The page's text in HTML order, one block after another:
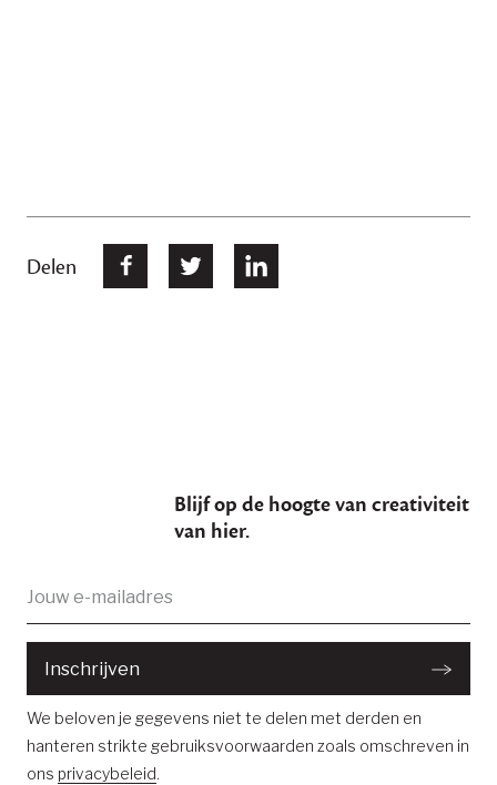
Delen
Blijf op de hoogte van creativiteit
van hier.
Je bent succesvol ingeschreven
E-
mailadres:
Inschrijven
We beloven je gegevens niet te delen met derden en
hanteren strikte gebruiksvoorwaarden zoals omschreven in
ons privacybeleid.